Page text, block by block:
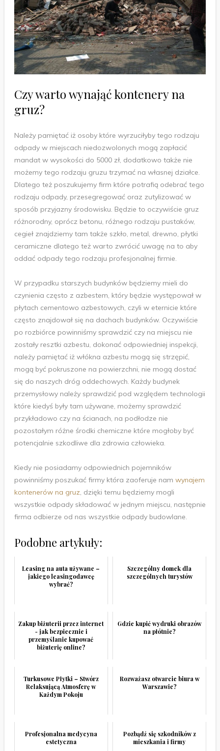
Czy warto wynająć kontenery na
gruz?
Należy pamiętać iż osoby które wyrzuciłyby tego rodzaju
odpady w miejscach niedozwolonych mogą zapłacić
mandat w wysokości do 5000 zł, dodatkowo także nie
możemy tego rodzaju gruzu trzymać na własnej działce.
Dlatego też poszukujemy firm które potrafią odebrać tego
rodzaju odpady, przesegregować oraz zutylizować w
sposób przyjazny środowisku. Będzie to oczywiście gruz
różnorodny, oprócz betonu, różnego rodzaju pustaków,
cegieł znajdziemy tam także szkło, metal, drewno, płytki
ceramiczne dlatego też warto zwrócić uwagę na to aby
oddać odpady tego rodzaju profesjonalnej firmie.
W przypadku starszych budynków będziemy mieli do
czynienia często z azbestem, który będzie występował w
płytach cementowo azbestowych, czyli w eternicie które
często znajdował się na dachach budynków. Oczywiście
po rozbiórce powinniśmy sprawdzić czy na miejscu nie
zostały resztki azbestu, dokonać odpowiedniej inspekcji,
należy pamiętać iż włókna azbestu mogą się strzępić,
mogą być pokruszone na powierzchni, nie mogą dostać
się do naszych dróg oddechowych. Każdy budynek
przemysłowy należy sprawdzić pod względem technologii
które kiedyś były tam używane, możemy sprawdzić
przykładowo czy na ścianach, na podłodze nie
pozostałym różne środki chemiczne które mogłoby być
potencjalnie szkodliwe dla zdrowia człowieka.
Kiedy nie posiadamy odpowiednich pojemników
powinniśmy poszukać firmy która zaoferuje nam wynajem
kontenerów na gruz, dzięki temu będziemy mogli
wszystkie odpady składować w jednym miejscu, następnie
firma odbierze od nas wszystkie odpady budowlane.
Podobne artykuły:
Leasing na auta używane –
jakiego leasingodawcę
wybrać?
Szczególny domek dla
szczególnych turystów
Zakup biżuterii przez internet
- jak bezpiecznie i
przemyślanie kupować
biżuterię online?
Gdzie kupić wydruki obrazów
na płótnie?
Turkusowe Płytki – Stwórz
Relaksującą Atmosferę w
Każdym Pokoju
Rozważasz otwarcie biura w
Warszawie?
Profesjonalna medycyna
estetyczna
Pozbądź się szkodników z
mieszkania i firmy